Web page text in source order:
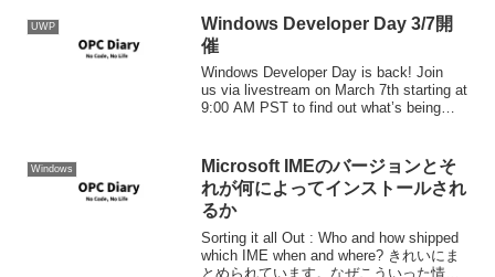
概略は次のようになります。...
UWP
Windows Developer Day 3/7開
催
Windows Developer Day is back! Join
us via livestream on March 7th starting at
9:00 AM PST to find out what’s being
Windows
Microsoft IMEのバージョンとそ
れが何によってインストールされ
るか
Sorting it all Out : Who and how shipped
which IME when and where? きれいにま
とめられています。なぜこういった情報